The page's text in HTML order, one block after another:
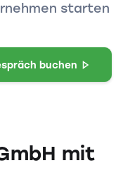
starten
buchen
mit